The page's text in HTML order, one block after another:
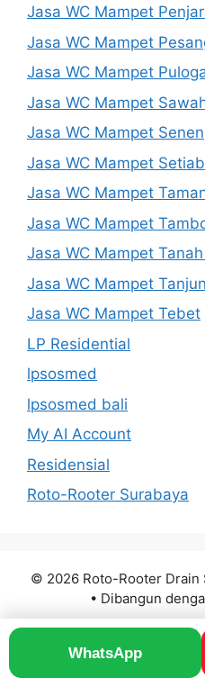
WhatsApp
Jasa WC Mampet
Jasa WC Mampet
Jasa WC Mampet
Jasa WC Mampet
Jasa WC Mampet Senen
Jasa WC Mampet
Jasa WC Mampet
Jasa WC Mampet
Jasa WC Mampet
Jasa WC Mampet
Jasa WC Mampet Tebet
LP Residential
lpsosmed
lpsosmed bali
My AI Account
Residensial
Roto-Rooter Surabaya
© 2026 Roto-Rooter Drain
• Dibangun